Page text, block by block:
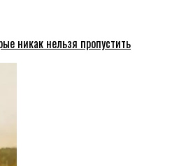
никак нельзя пропустить